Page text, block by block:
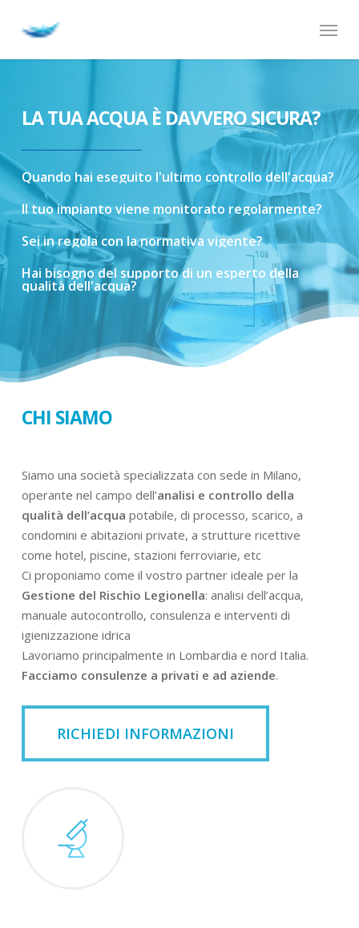
Menu
LA TUA ACQUA È DAVVERO SICURA?
Quando hai eseguito l'ultimo controllo dell'acqua?
Il tuoimpianto viene monitorato regolarmente?
Seiinregola con lanormativa vigente?
Hai bisognodel supportodi un esperto della
qualitàdell'acqua?
CHI SIAMO
Siamo una società specializzata con sede in Milano,
operante nel campo dell’analisi e controllo della
qualità dell’acqua potabile, di processo, scarico, a
condomini e abitazioni private, a strutture ricettive
come hotel, piscine, stazioni ferroviarie, etc
Ci proponiamo come il vostro partner ideale per la
Gestione del Rischio Legionella: analisi dell’acqua,
manuale autocontrollo, consulenza e interventi di
igienizzazione idrica
Lavoriamo principalmente in Lombardia e nord Italia.
Facciamo consulenze a privati e ad aziende.
RICHIEDI INFORMAZIONI